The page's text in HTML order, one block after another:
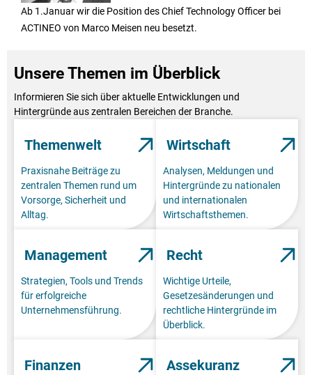
Ab 1.Januar wir die Position des Chief Technology Officer bei
ACTINEO von Marco Meisen neu besetzt.
Unsere Themen im Überblick
Informieren Sie sich über aktuelle Entwicklungen und
Hintergründe aus zentralen Bereichen der Branche.
Themenwelt
Praxisnahe Beiträge zu
zentralen Themen rund um
Vorsorge, Sicherheit und
Alltag.
Wirtschaft
Analysen, Meldungen und
Hintergründe zu nationalen
und internationalen
Wirtschaftsthemen.
Management
Strategien, Tools und Trends
für erfolgreiche
Unternehmensführung.
Recht
Wichtige Urteile,
Gesetzesänderungen und
rechtliche Hintergründe im
Überblick.
Finanzen Assekuranz